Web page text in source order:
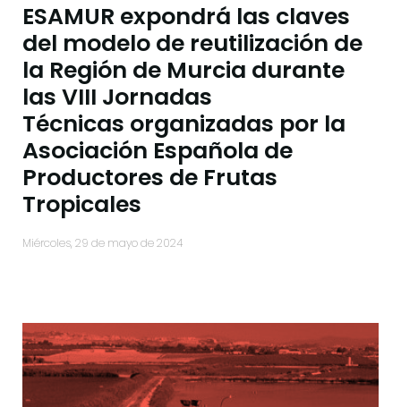
ESAMUR expondrá las claves
del modelo de reutilización de
la Región de Murcia durante
las VIII Jornadas
Técnicas organizadas por la
Asociación Española de
Productores de Frutas
Tropicales
miércoles, 29 de mayo de 2024